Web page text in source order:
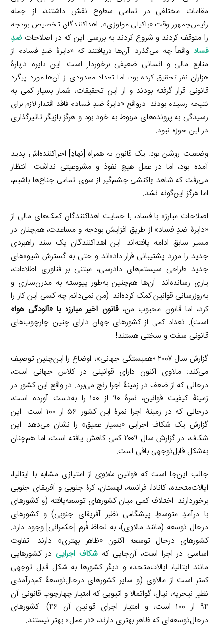
مقامات مختلفی در تمامی سطوح نقش داشتند، از جمله
رئیس‌جمهور وقت «باکیلی مولوزی». اهداکنندگان تخصیص بودجه
را متوقف کردند و شروع کردند به بررسی این که در اصلاحات ضدِ
فساد واقعاً چه می‌گذرد. آن‌ها دریافتند که «دایرۀ ضدِ فساد» از
منابع مالی و انسانی ضعیفی برخوردار است. این دایره دربارۀ
هزاران نفر تحقیق کرده بود، اما تعداد معدودی از آن‌ها مورد پیگرد
قانونی قرار گرفته بودند و از این تحقیقات، شمار بسیار کمی به
نتیجه رسیده بودند. درواقع «دایرۀ ضدِ فساد» فاقد اقتدار لازم برای
رسیدگی به پرونده‌های مربوط به خود بود و هرگز بازیگر تاثیرگذاری
در این حوزه نبود.
وضعیت روشن بود: یک قانون به همراه [نهادِ] اجراکننده‌اش پدید
آمده بود، اما در عمل هیچ نفوذ و مشروعیتی نداشت. انتظار
می‌رفت که شاهد واکنشی چشم‌گیر از سوی تمامی جناح‌ها باشیم،
اما هرگز این‌گونه نشد.
اصلاحات مبارزه با فساد، با حمایت اهداکنندگان کمک‌های مالی از
«دایرۀ ضدِ فساد» از طریق افزایش بودجه و مساعدت، هم‌چنان در
مسیر سابق ادامه یافته‌اند. این اهداکنندگان یک سند راهبردی
جدید را مورد پشتیبانی قرار داده‌اند و حتی به گسترش شیوه‌های
جدید طراحی سیستم‌های دادرسی، مبتنی بر فناوری اطلاعات،
یاری رسانده‌اند. آن‌ها هم‌چنین به‌طور پیوسته به مدرن‌سازی و
به‌روزرسانی قوانین کمک کرده‌اند. (من نمی‌دانم چه کسی این کار را
کرد، اما قانون محبوب من،قانون اخیر مبارزه با «آلودگی هوا»
است). تعداد کمی از کشورهای جهان دارای چنین چارچوب‌های
قانونی سفت و سختی هستند!
گزارش سال ۲۰۰۷ «همبستگی جهانی»، اوضاع را این‌چنین توصیف
می‌کند: مالاوی اکنون دارای قوانینی در کلاس جهانی است،
درحالی که از ضعف در زمینۀ اجرا رنج می‌برد. در واقع این کشور در
زمینۀ کیفیت قوانین، نمرۀ ۹۰ از ۱۰۰ را به‌دست آورده است،
درحالی که در زمینۀ اجرا نمرۀ این کشور ۵۶ از ۱۰۰ است. این
گزارش یک شکاف اجرایی «بسیار عمیق» را نشان می‌دهد. این
شکاف، در گزارش سال ۲۰۰۹ کمی کاهش یافته است، اما هم‌چنان
به‌شکل قابل‌توجهی باقی است.
جالب این‌جا است که قوانین مالاوی از امتیازی مشابه با ایتالیا،
ایالات‌متحده، کانادا، فرانسه، لهستان، کرۀ جنوبی و آفریقای جنوبی
برخوردارند. اختلاف کمی میان کشورهای توسعه‌یافته (و کشورهای
با درآمدِ متوسطِ پیشگامی نظیر آفریقای جنوبی) و کشورهای
درحال توسعه (مانند مالاوی)، به لحاظ فُرم [حکمرانی] وجود دارد.
کشورهای درحال توسعه اکنون «ظاهر بهتری» دارند. تفاوت
اساسی در اجرا است، آن‌جایی که شکاف اجرایی در کشورهایی
مانند ایتالیا، ایالات‌متحده و دیگر کشورها به شکل قابل توجهی
کمتر است از مالاوی (و سایر کشورهای درحال‌توسعۀ کم‌درآمدی
نظیر نیجریه، نپال، گواتمالا و اتیوپی که امتیاز چهارچوب قانونی آن
۹۴ از ۱۰۰ است، و امتیاز اجرای قوانین آن ۴۶). کشورهای
درحال‌توسعه‌ای که ظاهر بهتری دارند، «در عمل» بهتر نیستند.